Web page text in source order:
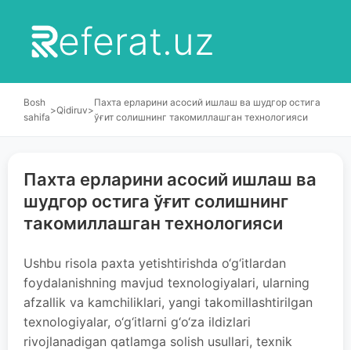
eferat.uz
Bosh
sahifa
>Qidiruv>
Пахта ерларини асосий ишлаш ва шудгор остига
ўғит солишнинг такомиллашган технологияси
Пахта ерларини асосий ишлаш ва
шудгор остига ўғит солишнинг
такомиллашган технологияси
Ushbu risola paxta yetishtirishda o‘g‘itlardan
foydalanishning mavjud texnologiyalari, ularning
afzallik va kamchiliklari, yangi takomillashtirilgan
texnologiyalar, o‘g‘itlarni g‘o‘za ildizlari
rivojlanadigan qatlamga solish usullari, texnik